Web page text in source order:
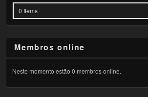
0 Items
Membros online
Neste momento estão 0 membros online.